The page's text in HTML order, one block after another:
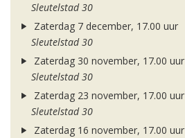
Sleutelstad 30
Zaterdag 7 december, 17.00 uur
Sleutelstad 30
Zaterdag 30 november, 17.00 uur
Sleutelstad 30
Zaterdag 23 november, 17.00 uur
Sleutelstad 30
Zaterdag 16 november, 17.00 uur